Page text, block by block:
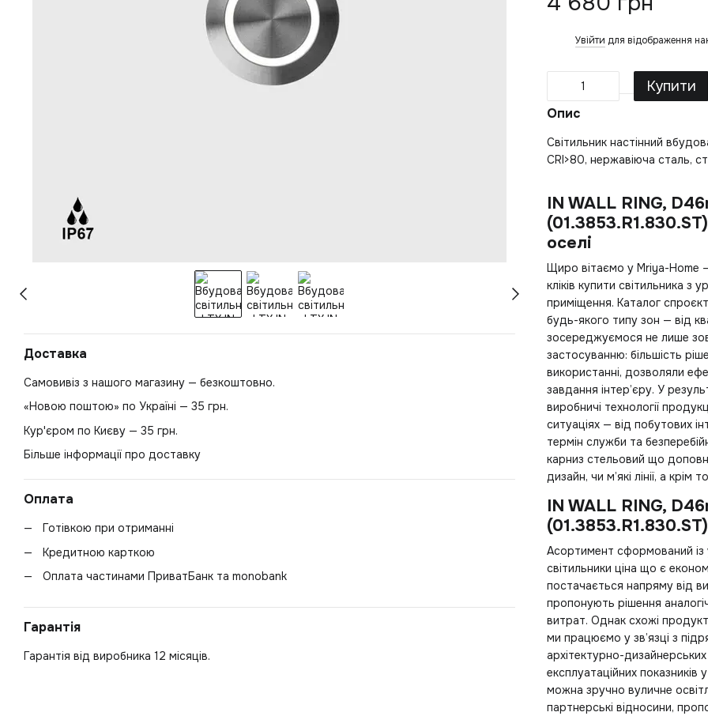
Доставка
Самовивіз з нашого магазину — безкоштовно.
«Новою поштою» по Україні — 35 грн.
Кур'єром по Києву — 35 грн.
Більше інформації про доставку
Оплата
Готівкою при отриманні
Кредитною карткою
Оплата частинами ПриватБанк та monobank
Гарантія
Гарантія від виробника 12 місяців.
Увійти для відображення
Купити
Опис
Світильник настінний
CRI>80, нержавіюча сталь,
IN WALL RING,
оселі
Щиро вітаємо у Mriya-Home
кліків купити світильника з
приміщення. Каталог
будь-якого типу зон — від
зосереджуємося не лише
застосуванню: більшість
використанні, дозволяли
завдання інтер’єру. У
виробничі технології
ситуаціях — від побутових
термін служби та
карниз стельовий що
дизайн, чи м’які лінії, а
IN WALL RING,
Асортимент сформований із
світильники ціна що є
постачається напряму від
пропонують рішення
витрат. Однак схожі
ми працюємо у зв’язці з
архітектурно-дизайнерських
експлуатаційних
можна зручно вуличне
партнерські відносини,